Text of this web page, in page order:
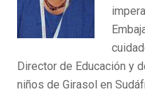
Director de Educación y
niños de Girasol en